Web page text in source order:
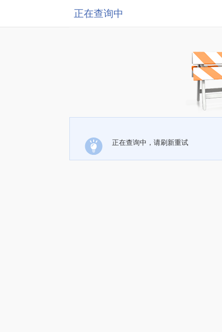
正在查询中
正在查询中，请刷新重试